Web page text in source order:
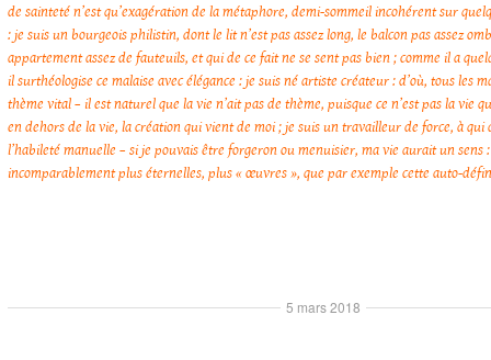
de sainteté n’est qu’exagération de la métaphore, demi-sommeil incohérent sur
: je suis un bourgeois philistin, dont le lit n’est pas assez long, le balcon pas assez
appartement assez de fauteuils, et qui de ce fait ne se sent pas bien ; comme il a
il surthéologise ce malaise avec élégance : je suis né artiste créateur : d’où, tous les
thème vital – il est naturel que la vie n’ait pas de thème, puisque ce n’est pas la vie
en dehors de la vie, la création qui vient de moi ; je suis un travailleur de force, à qui
l’habileté manuelle – si je pouvais être forgeron ou menuisier, ma vie aurait un sens
incomparablement plus éternelles, plus « œuvres », que par exemple cette auto-
5 mars 2018